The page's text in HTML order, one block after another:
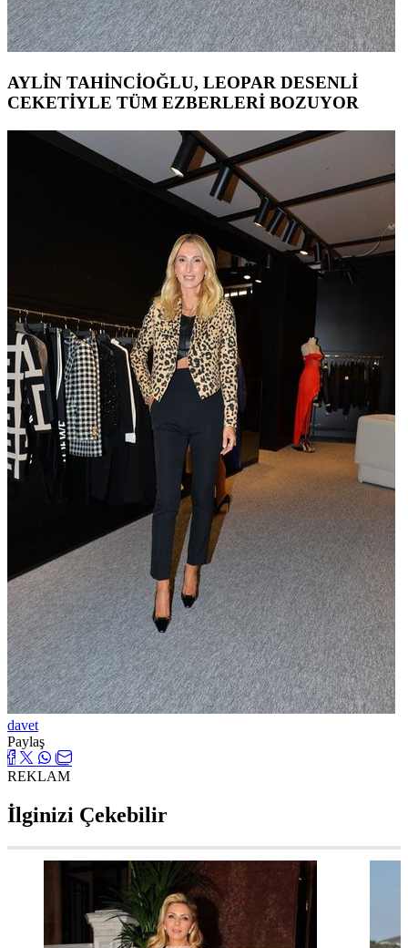
AYLİN TAHİNCİOĞLU, LEOPAR DESENLİ
CEKETİYLE TÜM EZBERLERİ BOZUYOR
davet
Paylaş
REKLAM
İlginizi Çekebilir